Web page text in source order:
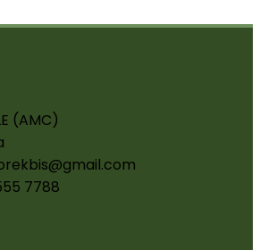
(AMC)
7788